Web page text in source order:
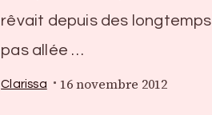
rêvait depuis des
pas allée …
Clarissa 16 novembre 2012